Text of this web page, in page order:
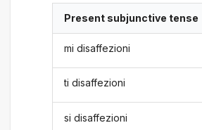
Present subjunctive tense
mi disaffezioni
ti disaffezioni
si disaffezioni